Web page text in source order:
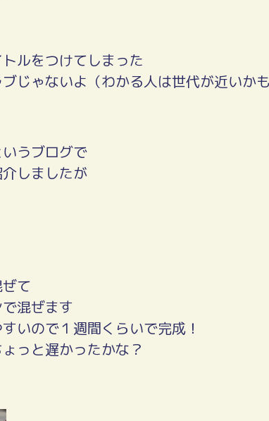
ルをつけてしまった
じゃないよ（わかる人は世代が近いか
いうブログで
しましたが
て
混ぜます
いので１週間くらいで完成！
っと遅かったかな？